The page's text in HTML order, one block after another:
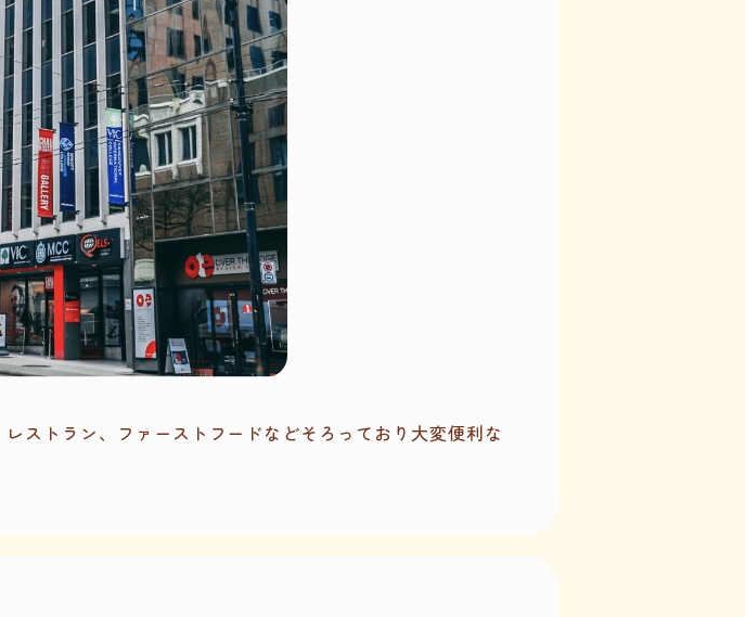
ストラン、ファーストフードなどそろっており大変便利な